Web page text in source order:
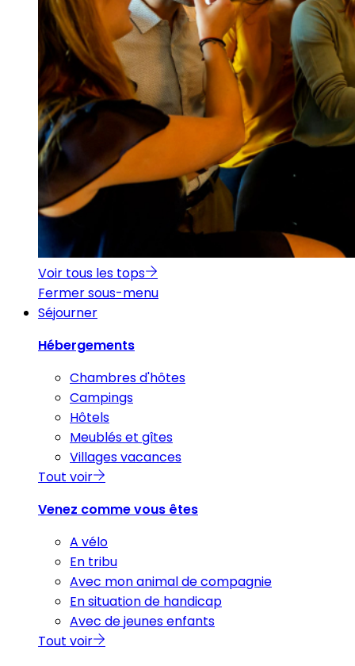
Voir tous les tops
Fermer sous-menu
Séjourner
Hébergements
Chambres d'hôtes
Campings
Hôtels
Meublés et gîtes
Villages vacances
Tout voir
Venez comme vous êtes
A vélo
En tribu
Avec mon animal de compagnie
En situation de handicap
Avec de jeunes enfants
Tout voir